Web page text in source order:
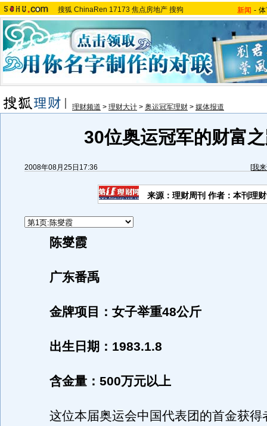
搜狐 ChinaRen 17173 焦点房地产 搜狗 新闻 -
理财频道 > 理财大计 > 奥运冠军理财 > 媒体报道
30位奥运冠军的财富
2008年08月25日17:36 [我
来源：理财周刊 作者：本刊理
陈燮霞
广东番禹
金牌项目：女子举重48公斤
出生日期：1983.1.8
含金量：500万元以上
这位本届奥运会中国代表团的首金获得